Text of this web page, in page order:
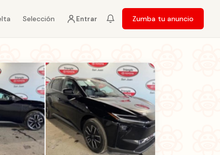
Selección Entrar Zumba tu anuncio